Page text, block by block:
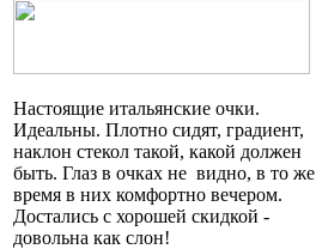
Настоящие итальянские очки.
Идеальны. Плотно сидят, градиент,
наклон стекол такой, какой должен
быть. Глаз в очках не видно, в то же
время в них комфортно вечером.
Достались с хорошей скидкой -
довольна как слон!